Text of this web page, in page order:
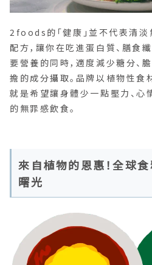
2foods的「健康」並不代表清淡
配方，讓你在吃進蛋白質、膳食
要營養的同時，適度減少糖分、
擔的成分攝取。品牌以植物性食
就是希望讓身體少一點壓力、心
的無罪感飲食。
來自植物的恩惠！全球
曙光